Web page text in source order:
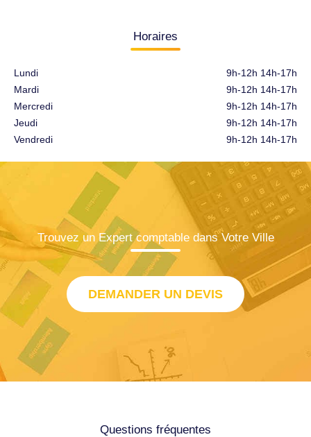
Horaires
Lundi
Mardi
Mercredi
Jeudi
Vendredi
9h-12h 14h-17h
9h-12h 14h-17h
9h-12h 14h-17h
9h-12h 14h-17h
9h-12h 14h-17h
Trouvez un Expert comptable dans Votre Ville
DEMANDER UN DEVIS
Questions fréquentes